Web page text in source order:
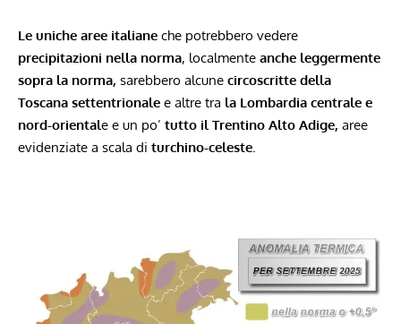
Le uniche aree italiane che potrebbero vedere
precipitazioni nella norma, localmente anche leggermente
sopra la norma, sarebbero alcune circoscritte della
Toscana settentrionale e altre tra la Lombardia centrale e
nord-orientale e un po’ tutto il Trentino Alto Adige, aree
evidenziate a scala di turchino-celeste.